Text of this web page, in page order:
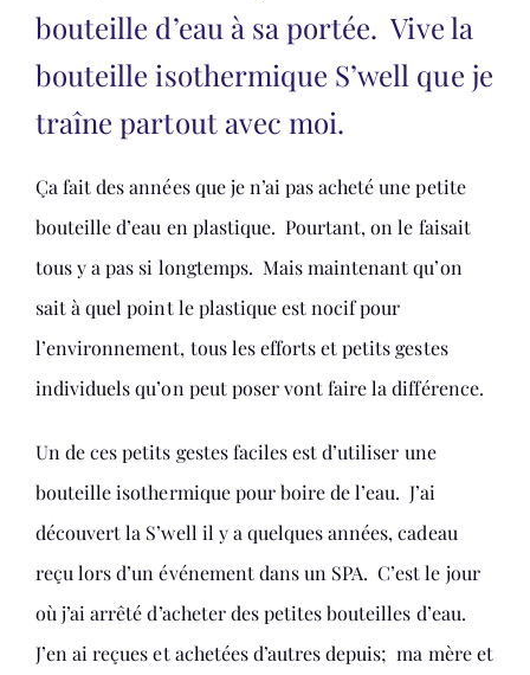
bouteille d’eau à sa portée. Vive la
bouteille isothermique S’well que je
traîne partout avec moi.
Ça fait des années que je n’ai pas acheté une petite
bouteille d’eau en plastique. Pourtant, on le faisait
tous y a pas si longtemps. Mais maintenant qu’on
sait à quel point le plastique est nocif pour
l’environnement, tous les efforts et petits gestes
individuels qu’on peut poser vont faire la différence.
Un de ces petits gestes faciles est d’utiliser une
bouteille isothermique pour boire de l’eau. J’ai
découvert la S’well il y a quelques années, cadeau
reçu lors d’un événement dans un SPA. C’est le jour
où j’ai arrêté d’acheter des petites bouteilles d’eau.
J’en ai reçues et achetées d’autres depuis; ma mère et